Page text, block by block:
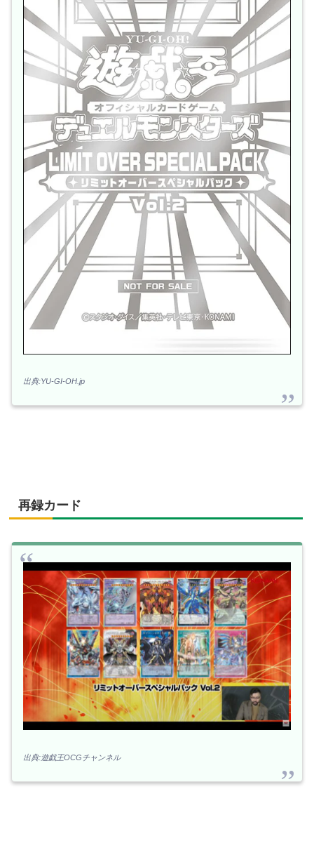
出典:YU-GI-OH.jp
再録カード
出典:遊戯王OCGチャンネル